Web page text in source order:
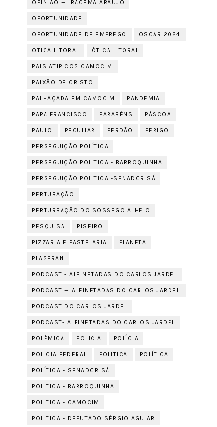
OPINIÃO — IRACEMA ARAÚJO
OPORTUNIDADE
OPORTUNIDADE DE EMPREGO OSCAR 2024
OTICA LITORAL ÓTICA LITORAL
PAIS ATIPICOS CAMOCIM
PAIXÃO DE CRISTO
PALHAÇADA EM CAMOCIM PANDEMIA
PAPA FRANCISCO PARABÉNS PÁSCOA
PAULO PECULIAR PERDÃO PERIGO
PERSEGUIÇÃO POLÍTICA
PERSEGUIÇÃO POLITICA - BARROQUINHA
PERSEGUIÇÃO POLITICA -SENADOR SÁ
PERTUBAÇÃO
PERTURBAÇÃO DO SOSSEGO ALHEIO
PESQUISA PISEIRO
PIZZARIA E PASTELARIA PLANETA
PLASFRAN
PODCAST - ALFINETADAS DO CARLOS JARDEL
PODCAST — ALFINETADAS DO CARLOS JARDEL.
PODCAST DO CARLOS JARDEL
PODCAST- ALFINETADAS DO CARLOS JARDEL
POLÊMICA POLICIA POLÍCIA
POLICIA FEDERAL POLITICA POLÍTICA
POLÍTICA - SENADOR SÁ
POLITICA - BARROQUINHA
POLITICA - CAMOCIM
POLITICA - DEPUTADO SÉRGIO AGUIAR